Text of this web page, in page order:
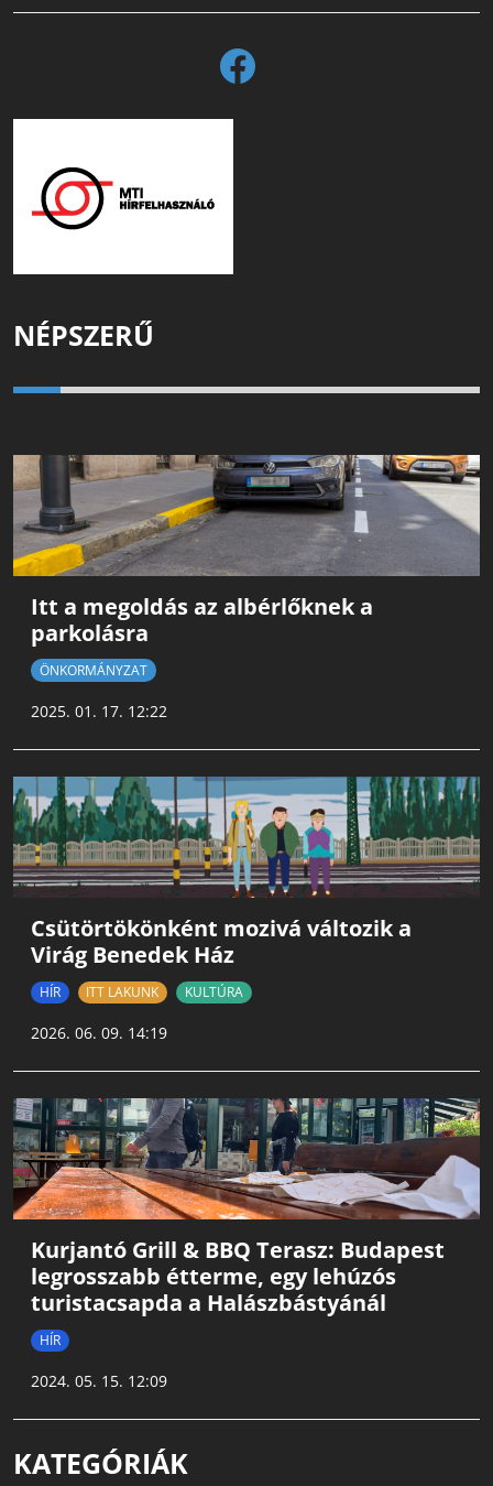
NÉPSZERŰ
Itt a megoldás az albérlőknek a
parkolásra
ÖNKORMÁNYZAT
2025. 01. 17. 12:22
Csütörtökönként mozivá változik a
Virág Benedek Ház
HÍR ITT LAKUNK KULTÚRA
2026. 06. 09. 14:19
Kurjantó Grill & BBQ Terasz: Budapest
legrosszabb étterme, egy lehúzós
turistacsapda a Halászbástyánál
HÍR
2024. 05. 15. 12:09
KATEGÓRIÁK